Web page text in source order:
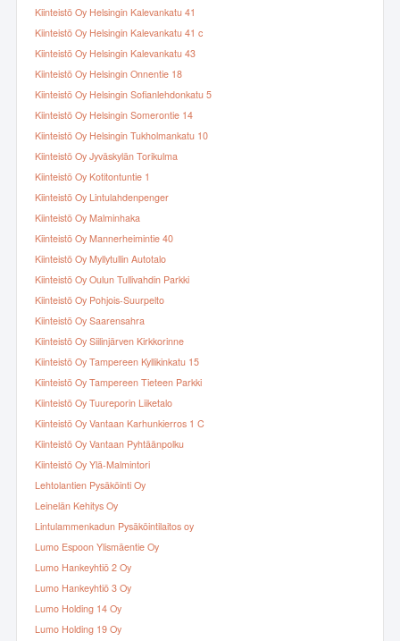
Kiinteistö Oy Helsingin Kalevankatu 41
Kiinteistö Oy Helsingin Kalevankatu 41 c
Kiinteistö Oy Helsingin Kalevankatu 43
Kiinteistö Oy Helsingin Onnentie 18
Kiinteistö Oy Helsingin Sofianlehdonkatu 5
Kiinteistö Oy Helsingin Somerontie 14
Kiinteistö Oy Helsingin Tukholmankatu 10
Kiinteistö Oy Jyväskylän Torikulma
Kiinteistö Oy Kotitontuntie 1
Kiinteistö Oy Lintulahdenpenger
Kiinteistö Oy Malminhaka
Kiinteistö Oy Mannerheimintie 40
Kiinteistö Oy Myllytullin Autotalo
Kiinteistö Oy Oulun Tullivahdin Parkki
Kiinteistö Oy Pohjois-Suurpelto
Kiinteistö Oy Saarensahra
Kiinteistö Oy Siilinjärven Kirkkorinne
Kiinteistö Oy Tampereen Kyllikinkatu 15
Kiinteistö Oy Tampereen Tieteen Parkki
Kiinteistö Oy Tuureporin Liiketalo
Kiinteistö Oy Vantaan Karhunkierros 1 C
Kiinteistö Oy Vantaan Pyhtäänpolku
Kiinteistö Oy Ylä-Malmintori
Lehtolantien Pysäköinti Oy
Leinelän Kehitys Oy
Lintulammenkadun Pysäköintilaitos oy
Lumo Espoon Ylismäentie Oy
Lumo Hankeyhtiö 2 Oy
Lumo Hankeyhtiö 3 Oy
Lumo Holding 14 Oy
Lumo Holding 19 Oy